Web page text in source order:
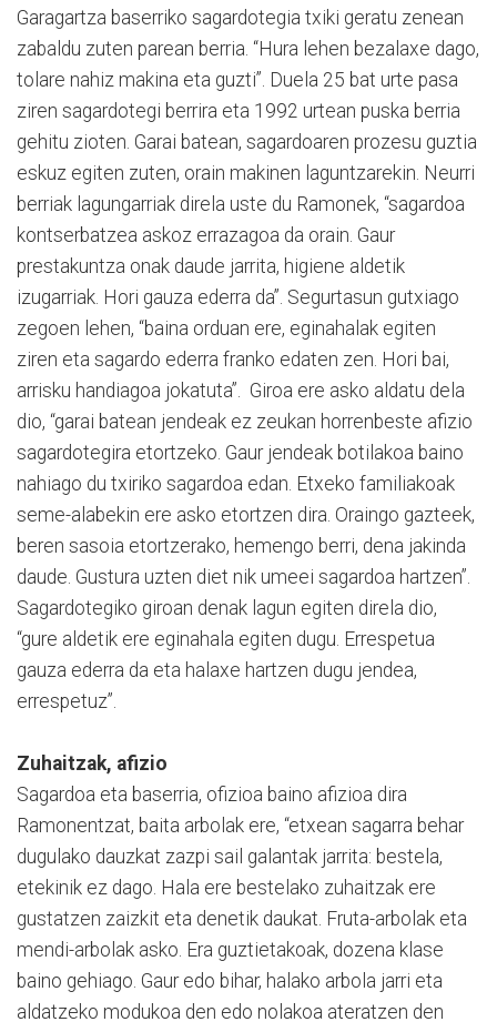
Garagartza baserriko sagardotegia txiki geratu zenean
zabaldu zuten parean berria. “Hura lehen bezalaxe dago,
tolare nahiz makina eta guzti”. Duela 25 bat urte pasa
ziren sagardotegi berrira eta 1992 urtean puska berria
gehitu zioten. Garai batean, sagardoaren prozesu guztia
eskuz egiten zuten, orain makinen laguntzarekin. Neurri
berriak lagungarriak direla uste du Ramonek, “sagardoa
kontserbatzea askoz errazagoa da orain. Gaur
prestakuntza onak daude jarrita, higiene aldetik
izugarriak. Hori gauza ederra da”. Segurtasun gutxiago
zegoen lehen, “baina orduan ere, eginahalak egiten
ziren eta sagardo ederra franko edaten zen. Hori bai,
arrisku handiagoa jokatuta”. Giroa ere asko aldatu dela
dio, “garai batean jendeak ez zeukan horrenbeste afizio
sagardotegira etortzeko. Gaur jendeak botilakoa baino
nahiago du txiriko sagardoa edan. Etxeko familiakoak
seme-alabekin ere asko etortzen dira. Oraingo gazteek,
beren sasoia etortzerako, hemengo berri, dena jakinda
daude. Gustura uzten diet nik umeei sagardoa hartzen”.
Sagardotegiko giroan denak lagun egiten direla dio,
“gure aldetik ere eginahala egiten dugu. Errespetua
gauza ederra da eta halaxe hartzen dugu jendea,
errespetuz”.
Zuhaitzak, afizio
Sagardoa eta baserria, ofizioa baino afizioa dira
Ramonentzat, baita arbolak ere, “etxean sagarra behar
dugulako dauzkat zazpi sail galantak jarrita: bestela,
etekinik ez dago. Hala ere bestelako zuhaitzak ere
gustatzen zaizkit eta denetik daukat. Fruta-arbolak eta
mendi-arbolak asko. Era guztietakoak, dozena klase
baino gehiago. Gaur edo bihar, halako arbola jarri eta
aldatzeko modukoa den edo nolakoa ateratzen den